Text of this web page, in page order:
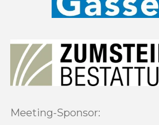
Meeting-Sponsor: